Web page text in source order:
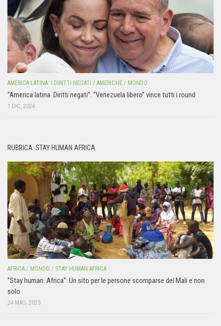
AMERICA LATINA: I DIRITTI NEGATI / AMERICHE / MONDO
“America latina. Diritti negati”. “Venezuela libero” vince tutti i round
1 DIC, 2024
RUBRICA: STAY HUMAN AFRICA
AFRICA / MONDO / STAY HUMAN AFRICA
“Stay human. Africa”. Un sito per le persone scomparse del Mali e non
solo
24 MAG, 2025